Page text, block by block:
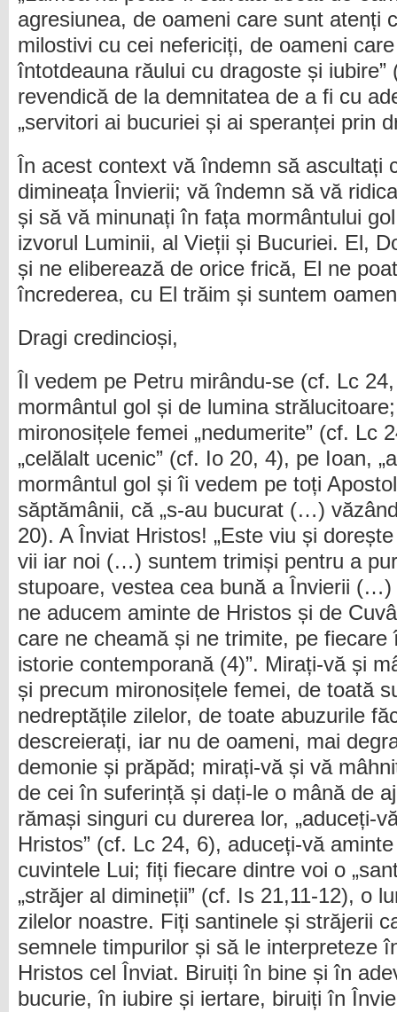
agresiunea, de oameni care sunt atenți
milostivi cu cei nefericiți, de oameni
întotdeauna răului cu dragoste și iubire”
revendică de la demnitatea de a fi cu
„servitori ai bucuriei și ai speranței prin
În acest context vă îndemn să ascultați
dimineața Învierii; vă îndemn să vă
și să vă minunați în fața mormântului
izvorul Luminii, al Vieții și Bucuriei. El,
și ne eliberează de orice frică, El ne
încrederea, cu El trăim și suntem
Dragi credincioși,
Îl vedem pe Petru mirându-se (cf. Lc
mormântul gol și de lumina
mironosițele femei „nedumerite” (cf. Lc
„celălalt ucenic” (cf. Io 20, 4), pe Ioan,
mormântul gol și îi vedem pe toți
săptămânii, că „s-au bucurat (…)
20). A Înviat Hristos! „Este viu și
vii iar noi (…) suntem trimiși pentru a
stupoare, vestea cea bună a Învierii
ne aducem aminte de Hristos și de
care ne cheamă și ne trimite, pe
istorie contemporană (4)”. Mirați-vă și
și precum mironosițele femei, de toată
nedreptățile zilelor, de toate abuzurile
descreierați, iar nu de oameni, mai
demonie și prăpăd; mirați-vă și vă
de cei în suferință și dați-le o mână de
rămași singuri cu durerea lor, „aduceți-
Hristos” (cf. Lc 24, 6), aduceți-vă
cuvintele Lui; fiți fiecare dintre voi o
„străjer al dimineții” (cf. Is 21,11-12), o
zilelor noastre. Fiți santinele și străjerii
semnele timpurilor și să le interpreteze
Hristos cel Înviat. Biruiți în bine și în
bucurie, în iubire și iertare, biruiți în